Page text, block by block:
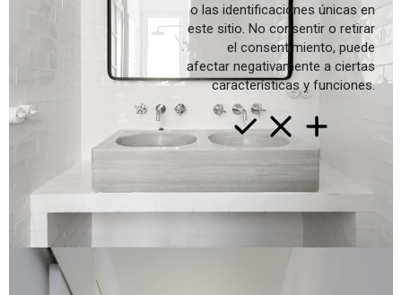
o las identificaciones únicas en
este sitio. No consentir o retirar
el consentimiento, puede
afectar negativamente a ciertas
características y funciones.
Contacte
Arquitectes
Trajectòria
val cast en